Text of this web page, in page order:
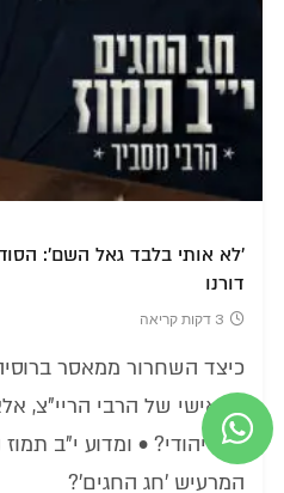
'לא אותי בלבד גאל השם':
דורנו
3 דקות קריאה
כיצד השחרור ממאסר
נס אישי של הרבי הריי"צ,
לכל יהודי? • ומדוע י"ב
המרעיש 'חג החגים'?